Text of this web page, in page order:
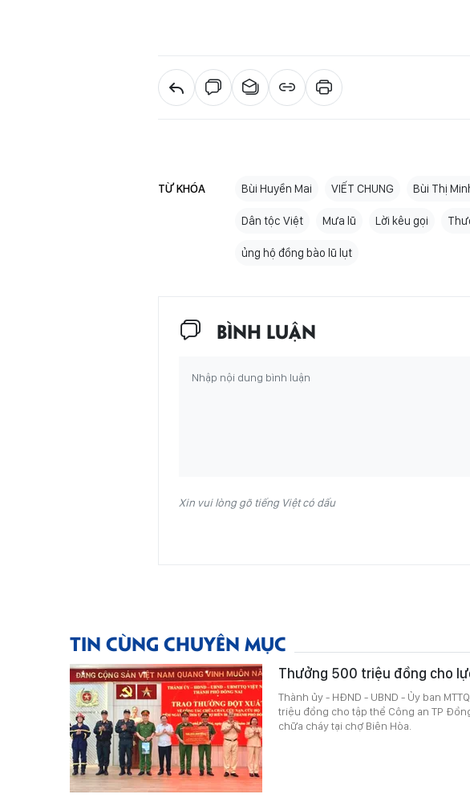
TỪ KHÓA Bùi Huyền Mai VIẾT CHUNG Bùi Thị
Dân tộc Việt Mưa lũ Lời kêu gọi
ủng hộ đồng bào lũ lụt
BÌNH LUẬN
Xin vui lòng gõ tiếng Việt có dấu
TIN CÙNG CHUYÊN MỤC
Thưởng 500 triệu đồng cho
Thành ủy - HĐND - UBND - Ủy ban
triệu đồng cho tập thể Công an TP
chữa cháy tại chợ Biên Hòa.